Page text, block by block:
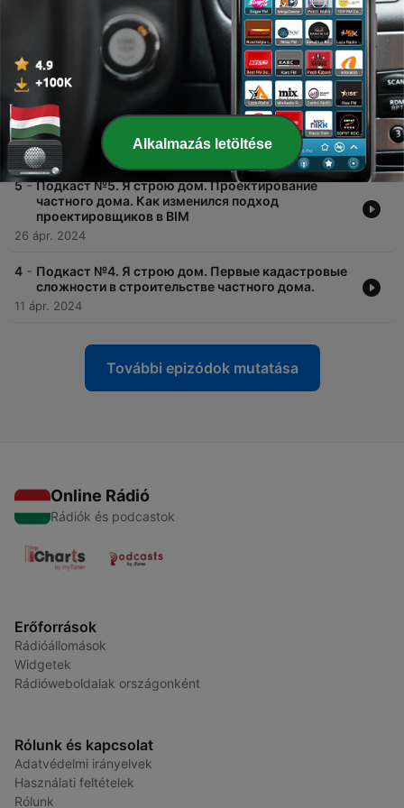
Подкаст №7. Я строю дом. Инженерные
коммуникации в частном доме
30 május 2024
- Подкаст №6. Я строю дом. Детальный обзор
планировки одноэтажного дома
16 május 2024
5 - Подкаст №5. Я строю дом. Проектирование
частного дома. Как изменился подход
проектировщиков в BIM
26 ápr. 2024
4 - Подкаст №4. Я строю дом. Первые кадастровые
сложности в строительстве частного дома.
11 ápr. 2024
További epizódok mutatása
Online Rádió
Rádiók és podcastok
Erőforrások
Rádióállomások
Widgetek
Rádióweboldalak országonként
Rólunk és kapcsolat
Adatvédelmi irányelvek
Használati feltételek
Rólunk
Alkalmazás letöltése